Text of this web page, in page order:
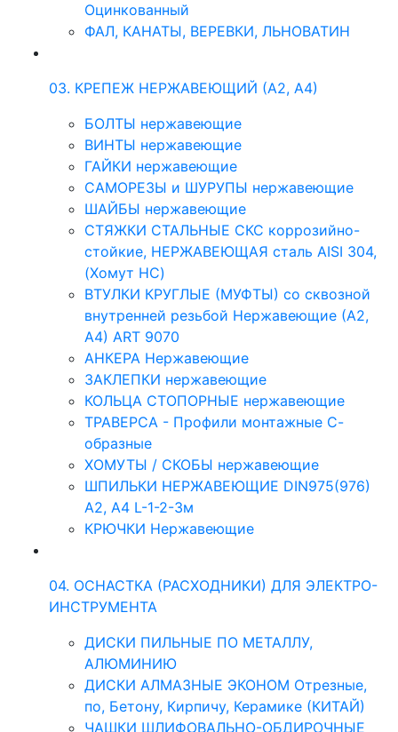
Оцинкованный
ФАЛ, КАНАТЫ, ВЕРЕВКИ, ЛЬНОВАТИН
03. КРЕПЕЖ НЕРЖАВЕЮЩИЙ (А2, А4)
БОЛТЫ нержавеющие
ВИНТЫ нержавеющие
ГАЙКИ нержавеющие
САМОРЕЗЫ и ШУРУПЫ нержавеющие
ШАЙБЫ нержавеющие
СТЯЖКИ СТАЛЬНЫЕ СКС коррозийно-
стойкие, НЕРЖАВЕЮЩАЯ сталь AISI 304,
(Хомут НС)
ВТУЛКИ КРУГЛЫЕ (МУФТЫ) со сквозной
внутренней резьбой Нержавеющие (А2,
А4) ART 9070
АНКЕРА Нержавеющие
ЗАКЛЕПКИ нержавеющие
КОЛЬЦА СТОПОРНЫЕ нержавеющие
ТРАВЕРСА - Профили монтажные С-
образные
ХОМУТЫ / СКОБЫ нержавеющие
ШПИЛЬКИ НЕРЖАВЕЮЩИЕ DIN975(976)
A2, А4 L-1-2-3м
КРЮЧКИ Нержавеющие
04. ОСНАСТКА (РАСХОДНИКИ) ДЛЯ ЭЛЕКТРО-
ИНСТРУМЕНТА
ДИСКИ ПИЛЬНЫЕ ПО МЕТАЛЛУ,
АЛЮМИНИЮ
ДИСКИ АЛМАЗНЫЕ ЭКОНОМ Отрезные,
по, Бетону, Кирпичу, Керамике (КИТАЙ)
ЧАШКИ ШЛИФОВАЛЬНО-ОБДИРОЧНЫЕ